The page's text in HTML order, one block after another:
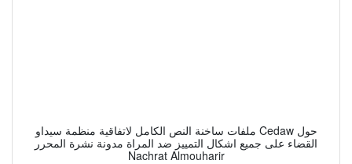
ملفات ساخنة النص الكامل لاتفاقية منظمة سيداو Cedaw حول
القضاء على جميع اشكال التمييز ضد المراة مدونة نشرة المحرر
Nachrat Almouharir